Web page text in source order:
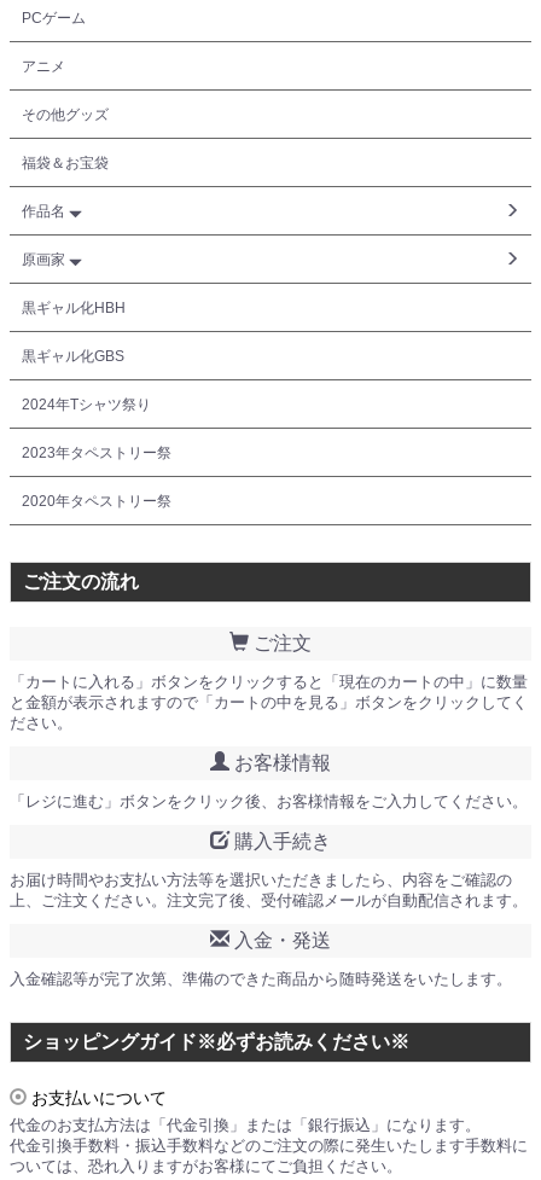
PCゲーム
アニメ
その他グッズ
福袋＆お宝袋
作品名
原画家
黒ギャル化HBH
黒ギャル化GBS
2024年Tシャツ祭り
2023年タペストリー祭
2020年タペストリー祭
ご注文の流れ
ご注文
「カートに入れる」ボタンをクリックすると「現在のカートの中」に数量
と金額が表示されますので「カートの中を見る」ボタンをクリックしてく
ださい。
お客様情報
「レジに進む」ボタンをクリック後、お客様情報をご入力してください。
購入手続き
お届け時間やお支払い方法等を選択いただきましたら、内容をご確認の
上、ご注文ください。注文完了後、受付確認メールが自動配信されます。
入金・発送
入金確認等が完了次第、準備のできた商品から随時発送をいたします。
ショッピングガイド※必ずお読みください※
お支払いについて
代金のお支払方法は「代金引換」または「銀行振込」になります。
代金引換手数料・振込手数料などのご注文の際に発生いたします手数料に
ついては、恐れ入りますがお客様にてご負担ください。